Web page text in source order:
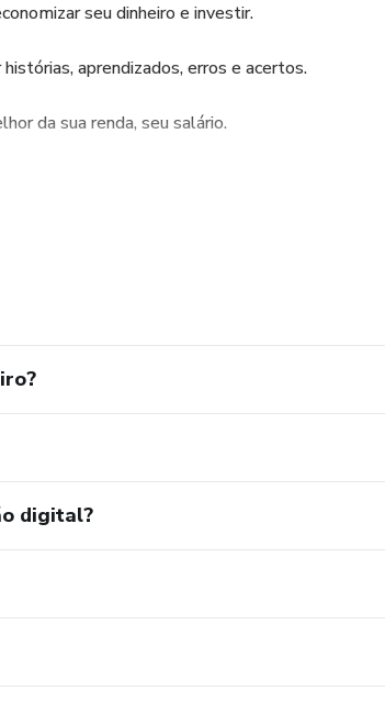
seu dinheiro e investir.
aprendizados, erros e acertos.
da sua renda, seu salário.
como nossas crenças, nosso corpo fala muito da
digital?